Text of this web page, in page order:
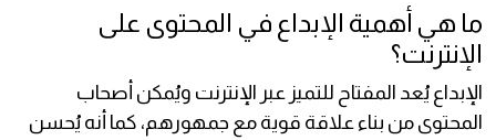
ما هي أهمية الإبداع في المحتوى على
الإنترنت؟
الإبداع يُعد المفتاح للتميز عبر الإنترنت ويُمكن أصحاب
المحتوى من بناء علاقة قوية مع جمهورهم، كما أنه يُحسن